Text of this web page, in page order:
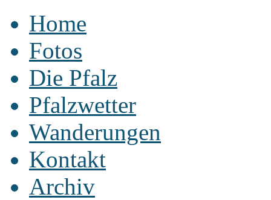
Home
Fotos
Die Pfalz
Pfalzwetter
Wanderungen
Kontakt
Archiv